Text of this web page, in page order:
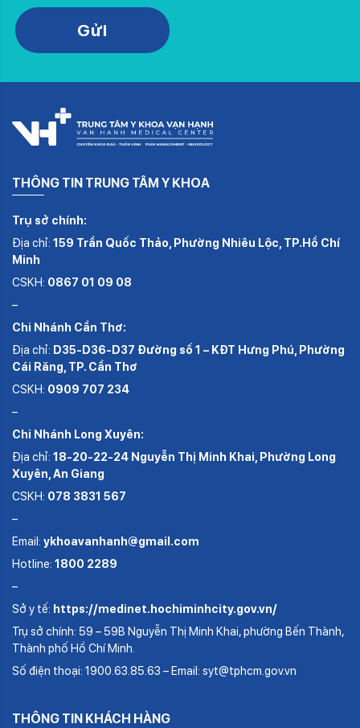
THÔNG TIN TRUNG TÂM Y KHOA
Trụ sở chính:
Địa chỉ: 159 Trần Quốc Thảo, Phường Nhiêu Lộc, TP.Hồ Chí
Minh
CSKH: 0867 01 09 08
–
Chi Nhánh Cần Thơ:
Địa chỉ: D35-D36-D37 Đường số 1 – KĐT Hưng Phú, Phường
Cái Răng, TP. Cần Thơ
CSKH: 0909 707 234
–
Chi Nhánh Long Xuyên:
Địa chỉ: 18-20-22-24 Nguyễn Thị Minh Khai, Phường Long
Xuyên, An Giang
CSKH: 078 3831 567
–
Email: ykhoavanhanh@gmail.com
Hotline: 1800 2289
–
Sở y tế: https://medinet.hochiminhcity.gov.vn/
Trụ sở chính: 59 – 59B Nguyễn Thị Minh Khai, phường Bến Thành,
Thành phố Hồ Chí Minh.
Số điện thoại: 1900.63.85.63 – Email: syt@tphcm.gov.vn
THÔNG TIN KHÁCH HÀNG
Please leave this field empty.
Gửi